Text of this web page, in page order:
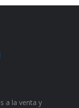
a la venta y